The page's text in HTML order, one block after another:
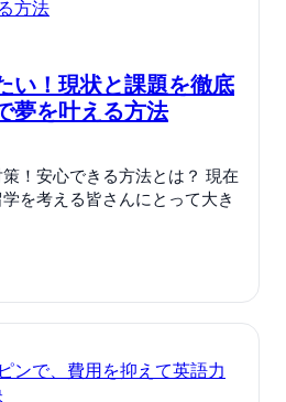
い！現状と課題を徹底
夢を叶える方法
！安心できる方法とは？ 現在
を考える皆さんにとって大き